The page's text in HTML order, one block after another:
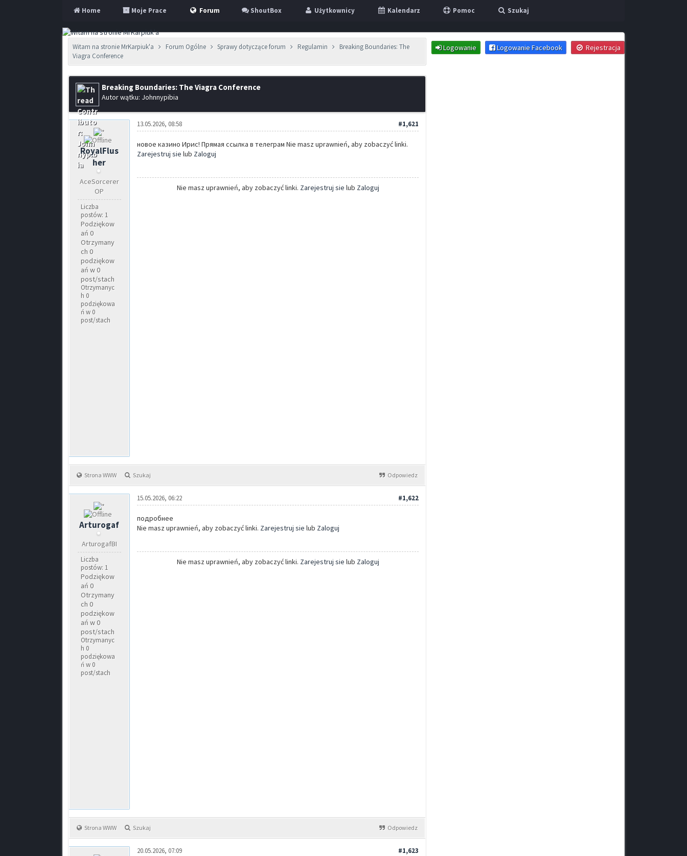
Home Moje Prace Forum ShoutBox Użytkownicy Kalendarz Pomoc Szukaj
Logowanie Logowanie Facebook Rejestracja
Witam na stronie MrKarpiuk'a Forum Ogólne Sprawy dotyczące forum Regulamin
Breaking Boundaries: The
Viagra Conference
Breaking Boundaries: The Viagra Conference
Autor wątku: Johnnypibia
RoyalFlus
her
AceSorcerer
OP
Liczba
postów: 1
Podziękow
ań 0
Otrzymany
ch 0
podziękow
ań w 0
post/stach
Otrzymanyc
h 0
podziękowa
ń w 0
post/stach
#1,621
13.05.2026, 08:58
новое казино Ирис! Прямая ссылка в телеграм Nie masz uprawnień, aby zobaczyć linki.
Zarejestruj sielub Zaloguj
Nie masz uprawnień, aby zobaczyć linki. Zarejestruj sie lub Zaloguj
Strona WWW Szukaj Odpowiedz
Arturogaf
ArturogafBI
Liczba
postów: 1
Podziękow
ań 0
Otrzymany
ch 0
podziękow
ań w 0
post/stach
Otrzymanyc
h 0
podziękowa
ń w 0
post/stach
#1,622
15.05.2026, 06:22
подробнее
Nie masz uprawnień, aby zobaczyć linki. Zarejestruj sielub Zaloguj
Nie masz uprawnień, aby zobaczyć linki. Zarejestruj sie lub Zaloguj
Strona WWW Szukaj Odpowiedz
#1,623
20.05.2026, 07:09